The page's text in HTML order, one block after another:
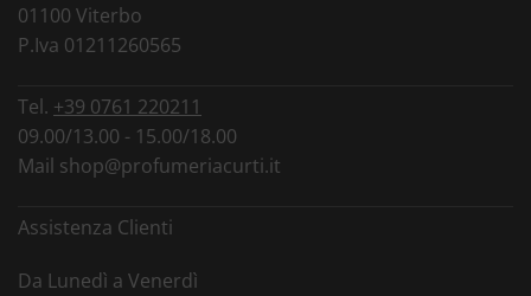
01100 Viterbo
P.Iva 01211260565
Tel. +39 0761 220211
09.00/13.00 - 15.00/18.00
Mail shop@profumeriacurti.it
Assistenza Clienti
Da Lunedì a Venerdì